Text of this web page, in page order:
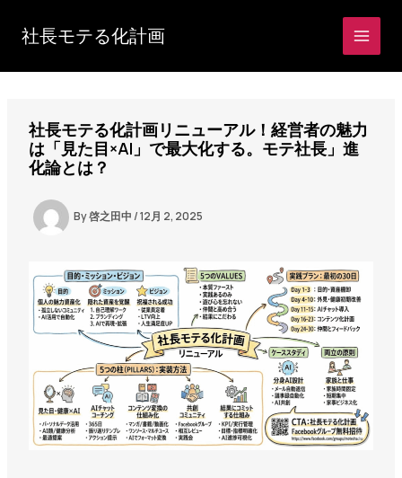
ス
社長モテる化計画
社長モテる化計画リニューアル！経営者の魅力
は「見た目×AI」で最大化する。モテ社長」進
化論とは？
By啓之田中/12月 2, 2025